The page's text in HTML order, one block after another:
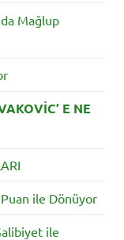
Mağlup
E NE
ile Dönüyor
ile